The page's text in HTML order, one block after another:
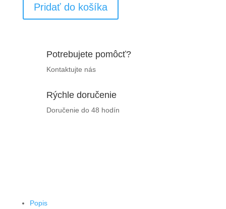
Mikuláša
Pridať do košíka
Potrebujete pomôcť?
Kontaktujte nás
Rýchle doručenie
Doručenie do 48 hodín
Popis